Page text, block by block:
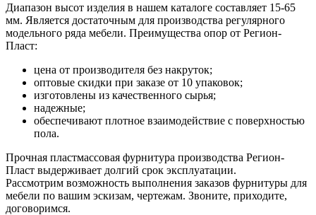
Диапазон высот изделия в нашем каталоге составляет 15-65
мм. Является достаточным для производства регулярного
модельного ряда мебели. Преимущества опор от Регион-
Пласт:
цена от производителя без накруток;
оптовые скидки при заказе от 10 упаковок;
изготовлены из качественного сырья;
надежные;
обеспечивают плотное взаимодействие с поверхностью
пола.
Прочная пластмассовая фурнитура производства Регион-
Пласт выдерживает долгий срок эксплуатации.
Рассмотрим возможность выполнения заказов фурнитуры для
мебели по вашим эскизам, чертежам. Звоните, приходите,
договоримся.